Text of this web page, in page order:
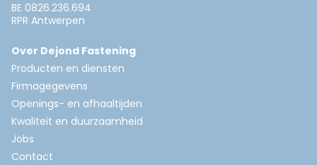
BE 0826.236.694
RPR Antwerpen
Over Dejond Fastening
Producten en diensten
Firmagegevens
Openings- en afhaaltijden
Kwaliteit en duurzaamheid
Jobs
Contact